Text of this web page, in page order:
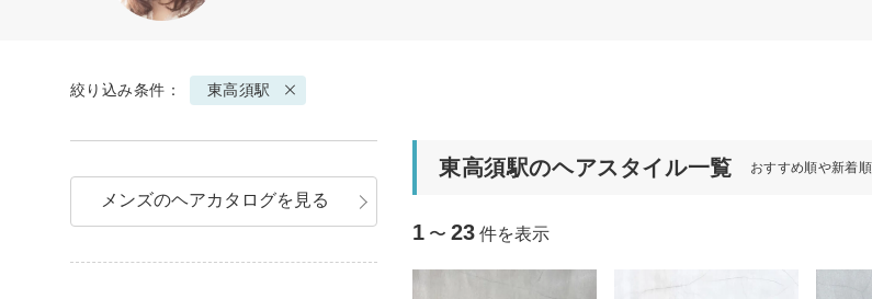
絞り込み条件： 東高須駅
東高須駅のヘアスタイル一覧 おすすめ順や新着
1 〜 23 件を表示
メンズのヘアカタログを見る